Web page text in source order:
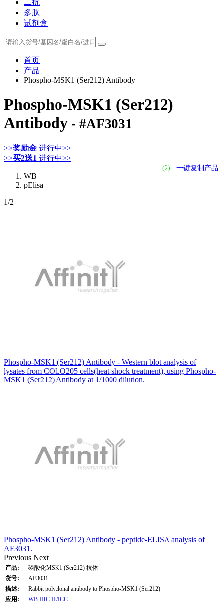
二抗
多肽
试剂盒
首页
产品
Phospho-MSK1 (Ser212) Antibody
Phospho-MSK1 (Ser212)
Antibody - #AF3031
>>奖励金 进行中>>
>>买2送1 进行中>>
(2) 一键复制产品
WB
pElisa
1/2
Phospho-MSK1 (Ser212) Antibody - Western blot analysis of
lysates from COLO205 cells(heat-shock treatment), using Phospho-
MSK1 (Ser212) Antibody at 1/1000 dilution.
Phospho-MSK1 (Ser212) Antibody - peptide-ELISA analysis of
AF3031.
Previous Next
产品:
磷酸化MSK1 (Ser212) 抗体
货号:
AF3031
描述:
Rabbit polyclonal antibody to Phospho-MSK1 (Ser212)
应用:
WB IHC IF/ICC